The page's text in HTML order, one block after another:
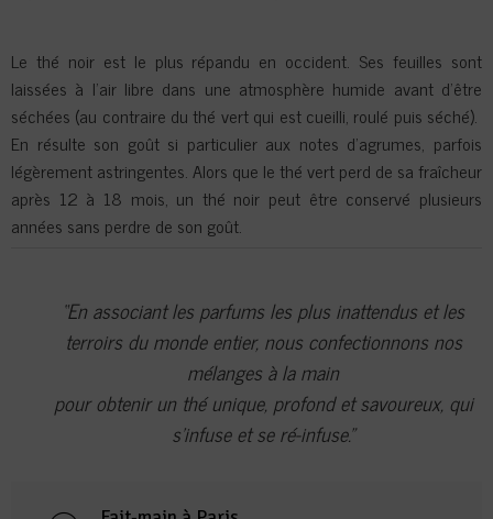
Le thé noir est le plus répandu en occident. Ses feuilles sont
laissées à l’air libre dans une atmosphère humide avant d’être
séchées (au contraire du thé vert qui est cueilli, roulé puis séché).
En résulte son goût si particulier aux notes d’agrumes, parfois
légèrement astringentes. Alors que le thé vert perd de sa fraîcheur
après 12 à 18 mois, un thé noir peut être conservé plusieurs
années sans perdre de son goût.
“En associant les parfums les plus inattendus et les
terroirs du monde entier, nous confectionnons nos
mélanges à la main
pour obtenir un thé unique, profond et savoureux, qui
s’infuse et se ré-infuse.”